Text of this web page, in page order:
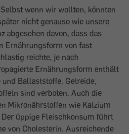
Selbst wenn wir wollten, könnten
nicht genauso wie unsere
abgesehen davon, dass das
Ernährungsform von fast
reichte, je nach
Ernährungsform enthält
Ballaststoffe. Getreide,
sind verboten. Auch die
Mikronährstoffen wie Kalzium
üppige Fleischkonsum führt
von Cholesterin. Ausreichende